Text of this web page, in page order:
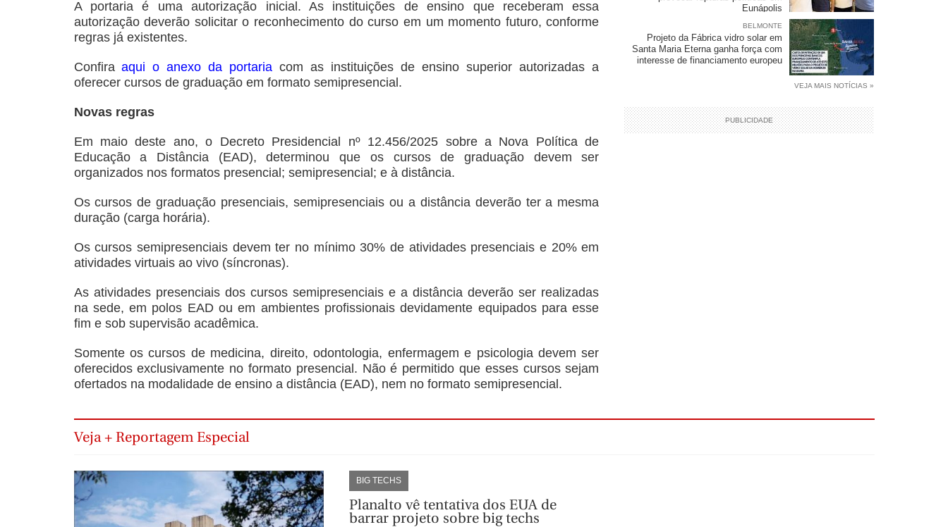
A portaria é uma autorização inicial. As instituições de ensino que receberam essa
autorização deverão solicitar o reconhecimento do curso em um momento futuro, conforme
regras já existentes.
Confira aqui o anexo da portariacom as instituições de ensino superior autorizadas a
oferecer cursos de graduação em formato semipresencial.
Novas regras
Em maio deste ano, o Decreto Presidencial nº 12.456/2025 sobre a Nova Política de
Educação a Distância (EAD), determinou que os cursos de graduação devem ser
organizados nos formatos presencial; semipresencial; e à distância.
Os cursos de graduação presenciais, semipresenciais ou a distância deverão ter a mesma
duração (carga horária).
Os cursos semipresenciais devem ter no mínimo 30% de atividades presenciais e 20% em
atividades virtuais ao vivo (síncronas).
As atividades presenciais dos cursos semipresenciais e a distância deverão ser realizadas
na sede, em polos EAD ou em ambientes profissionais devidamente equipados para esse
fim e sob supervisão acadêmica.
Somente os cursos de medicina, direito, odontologia, enfermagem e psicologia devem ser
oferecidos exclusivamente no formato presencial. Não é permitido que esses cursos sejam
ofertados na modalidade de ensino a distância (EAD), nem no formato semipresencial.
Eunápolis
BELMONTE
Projeto da Fábrica vidro solar em
Santa Maria Eterna ganha força com
interesse de financiamento europeu
VEJA MAIS NOTÍCIAS »
PUBLICIDADE
Veja + Reportagem Especial
BIG TECHS
Planalto vê tentativa dos EUA de
barrar projeto sobre big techs